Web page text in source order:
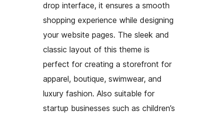
drop interface, it ensures a smooth
shopping experience while designing
your website pages. The sleek and
classic layout of this theme is
perfect for creating a storefront for
apparel, boutique, swimwear, and
luxury fashion. Also suitable for
startup businesses such as children’s